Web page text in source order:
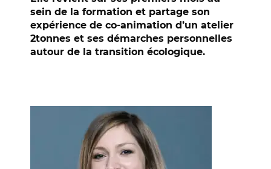
sein de la formation et partage son
expérience de co-animation d’un atelier
2tonnes et ses démarches personnelles
autour de la transition écologique.